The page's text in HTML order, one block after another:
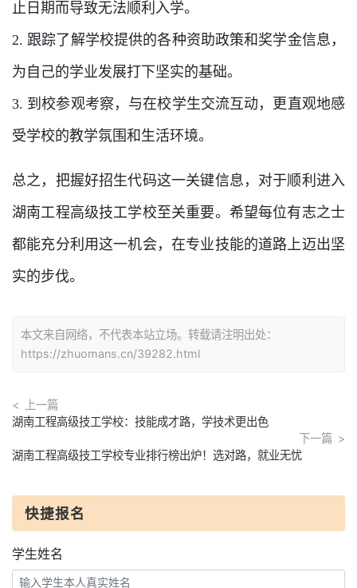
止日期而导致无法顺利入学。
2. 跟踪了解学校提供的各种资助政策和奖学金信息，
为自己的学业发展打下坚实的基础。
3. 到校参观考察，与在校学生交流互动，更直观地感
受学校的教学氛围和生活环境。
总之，把握好招生代码这一关键信息，对于顺利进入
湖南工程高级技工学校至关重要。希望每位有志之士
都能充分利用这一机会，在专业技能的道路上迈出坚
实的步伐。
本文来自网络，不代表本站立场。转载请注明出处：
https://zhuomans.cn/39282.html
上一篇
湖南工程高级技工学校：技能成才路，学技术更出色
下一篇
湖南工程高级技工学校专业排行榜出炉！选对路，就业无忧
快捷报名
学生姓名